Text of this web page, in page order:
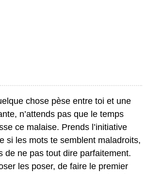
chose pèse entre toi et une
n’attends pas que le temps
ce malaise. Prends l’initiative
si les mots te semblent maladroits,
de ne pas tout dire parfaitement.
les poser, de faire le premier